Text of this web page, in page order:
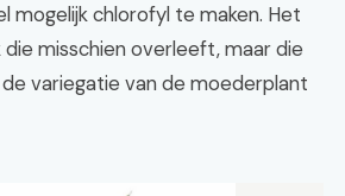
mogelijk chlorofyl te maken. Het
misschien overleeft, maar die
variegatie van de moederplant